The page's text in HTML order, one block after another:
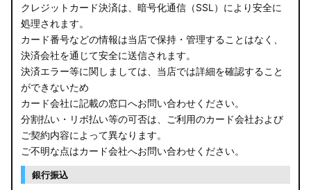
クレジットカード決済は、暗号化通信（SSL）により安全に
処理されます。
カード番号などの情報は当店で保持・管理することはなく、
決済会社を通じて安全に送信されます。
決済エラー等に関しましては、当店では詳細を確認すること
ができないため
カード会社に記載の窓口へお問い合わせください。
分割払い・リボ払い等の可否は、ご利用のカード会社および
ご契約内容によって異なります。
ご不明な点はカード会社へお問い合わせください。
銀行振込